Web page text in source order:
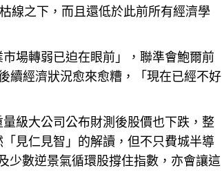
線之下，而且還低於此前所有經濟學
場轉弱已迫在眼前」，聯準會鮑爾前
續經濟狀況愈來愈糟，「現在已經不好
級大公司公布財測後股價也下跌，整
見仁見智」的解讀，但不只費城半導
少數逆景氣循環股撐住指數，亦會讓這